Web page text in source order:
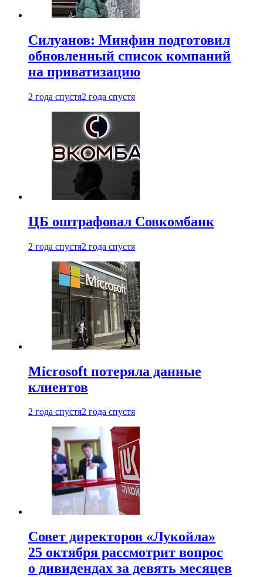
Силуанов: Минфин подготовил
обновленный список компаний
на приватизацию
2 года спустя2 года спустя
ЦБ оштрафовал Совкомбанк
2 года спустя2 года спустя
Microsoft потеряла данные
клиентов
2 года спустя2 года спустя
Совет директоров «Лукойла»
25 октября рассмотрит вопрос
о дивидендах за девять месяцев